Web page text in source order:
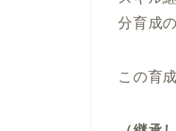
分育成
この育